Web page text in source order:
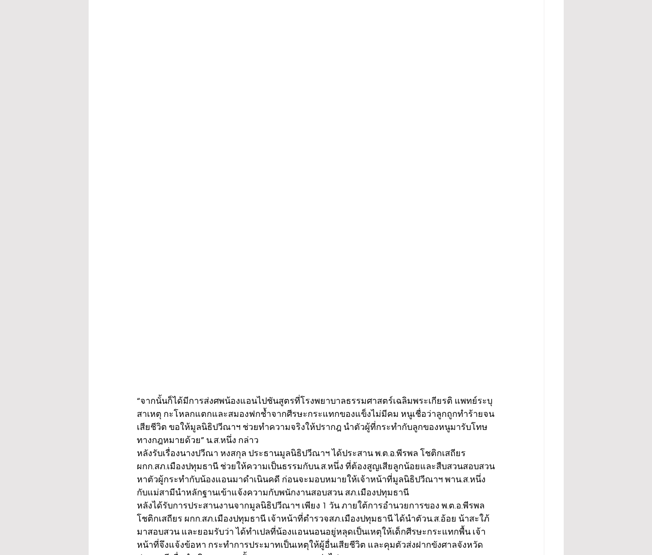
“จากนั้นก็ได้มีการส่งศพน้องแอนไปชันสูตรที่โรงพยาบาลธรรมศาสตร์เฉลิมพระเกียรติ แพทย์ระบุ
สาเหตุ กะโหลกแตกและสมองฟกช้ำจากศีรษะกระแทกของแข็งไม่มีคม หนูเชื่อว่าลูกถูกทำร้ายจน
เสียชีวิต ขอให้มูลนิธิปวีณาฯ ช่วยทำความจริงให้ปรากฎ นำตัวผู้ที่กระทำกับลูกของหนูมารับโทษ
ทางกฎหมายด้วย” น.ส.หนึ่ง กล่าว
หลังรับเรื่องนางปวีณา หงสกุล ประธานมูลนิธิปวีณาฯ ได้ประสาน พ.ต.อ.พีรพล โชติกเสถียร
ผกก.สภ.เมืองปทุมธานี ช่วยให้ความเป็นธรรมกับน.ส.หนึ่ง ที่ต้องสูญเสียลูกน้อยและสืบสวนสอบสวน
หาตัวผู้กระทำกับน้องแอนมาดำเนินคดี ก่อนจะมอบหมายให้เจ้าหน้าที่มูลนิธิปวีณาฯ พาน.ส.หนึ่ง
กับแม่สามีนำหลักฐานเข้าแจ้งความกับพนักงานสอบสวน สภ.เมืองปทุมธานี
หลังได้รับการประสานงานจากมูลนิธิปวีณาฯ เพียง 1 วัน ภายใต้การอำนวยการของ พ.ต.อ.พีรพล
โชติกเสถียร ผกก.สภ.เมืองปทุมธานี เจ้าหน้าที่ตำรวจสภ.เมืองปทุมธานี ได้นำตัวน.ส.อ้อย น้าสะใภ้
มาสอบสวน และยอมรับว่า ได้ทำเปลที่น้องแอนนอนอยู่หลุดเป็นเหตุให้เด็กศีรษะกระแทกพื้น เจ้า
หน้าที่จึงแจ้งข้อหา กระทำการประมาทเป็นเหตุให้ผู้อื่นเสียชีวิต และคุมตัวส่งฝากขังศาลจังหวัด